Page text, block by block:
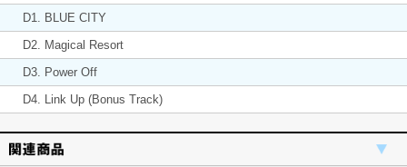
D1. BLUE CITY
D2. Magical Resort
D3. Power Off
D4. Link Up (Bonus Track)